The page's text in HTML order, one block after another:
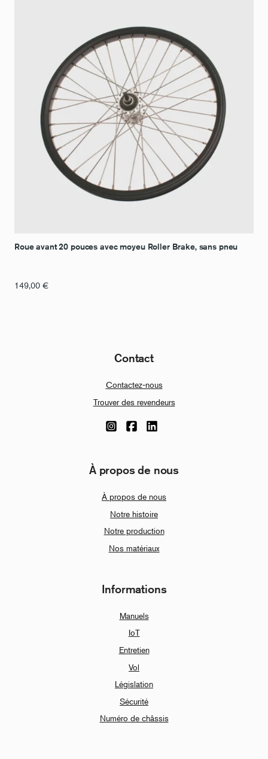
Roue avant 20 pouces avec moyeu Roller Brake, sans pneu
149,00 €
Contact
Contactez-nous
Trouver des revendeurs
À propos de nous
À propos de nous
Notre histoire
Notre production
Nos matériaux
Informations
Manuels
IoT
Entretien
Vol
Législation
Sécurité
Numéro de châssis